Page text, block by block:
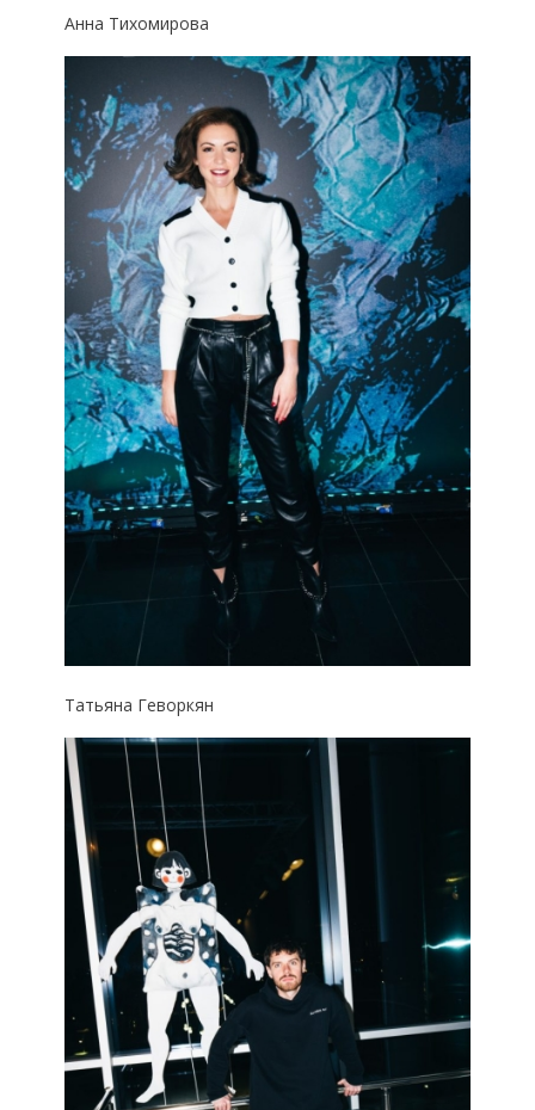
Анна Тихомирова
Татьяна Геворкян